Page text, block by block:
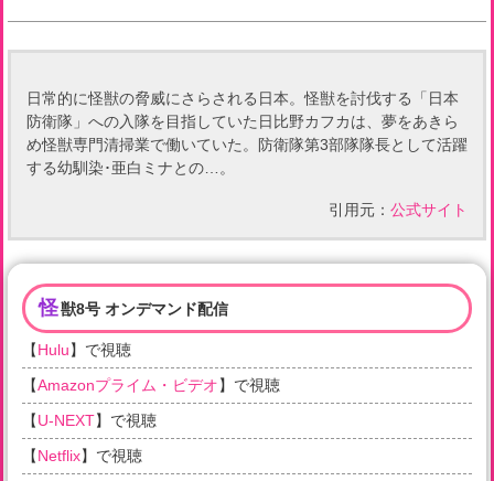
日常的に怪獣の脅威にさらされる日本。怪獣を討伐する「日本
防衛隊」への入隊を目指していた日比野カフカは、夢をあきら
め怪獣専門清掃業で働いていた。防衛隊第3部隊隊長として活躍
する幼馴染･亜白ミナとの…。
引用元： 公式サイト
怪獣8号 オンデマンド配信
【Hulu】で視聴
【Amazonプライム・ビデオ】で視聴
【U-NEXT】で視聴
【Netflix】で視聴